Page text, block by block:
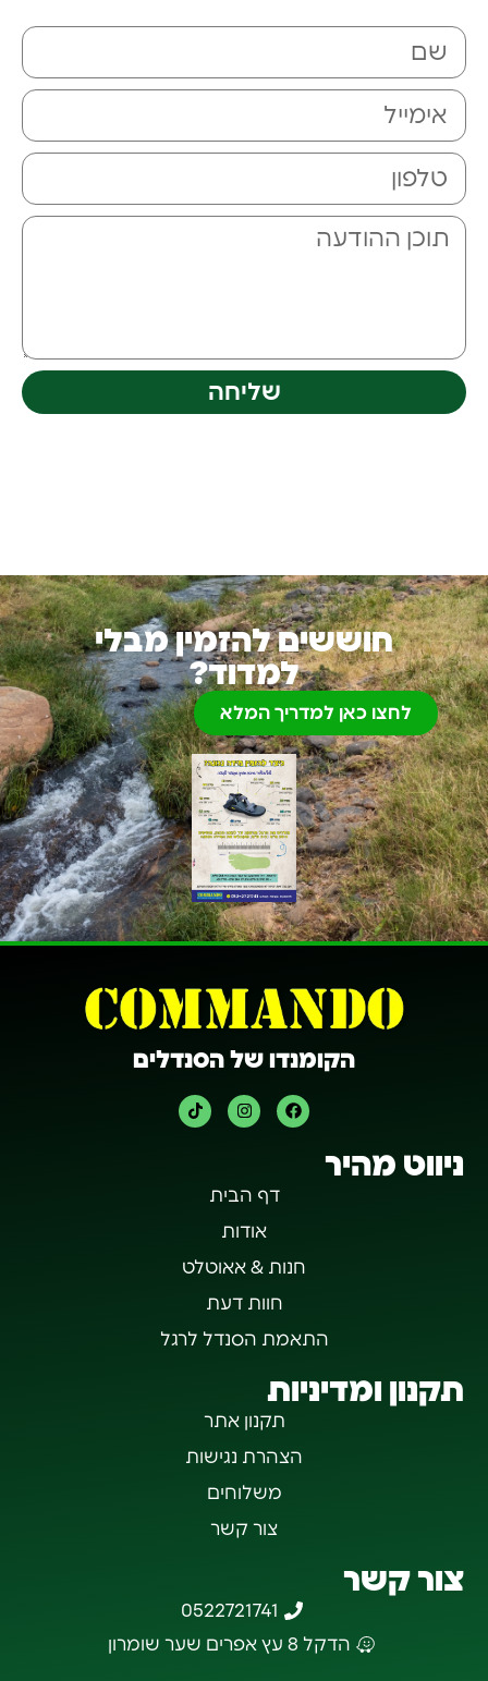
שליחה
חוששים להזמין מבלי
למדוד?
לחצו כאן למדריך המלא
ניווט מהיר
דף הבית
אודות
חנות & אאוטלט
חוות דעת
התאמת הסנדל לרגל
תקנון ומדיניות
תקנון אתר
הצהרת נגישות
משלוחים
צור קשר
צור קשר
0522721741
הדקל 8 עץ אפרים שער שומרון
הקומנדו של הסנדלים